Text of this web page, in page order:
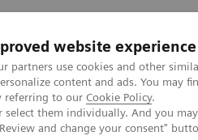
website experience
partners use cookies and other
content and ads. You may
referring to our Cookie Policy.
them individually. And you
and change your consent"
Support og
innen bildediagnostikk
Summit 2026